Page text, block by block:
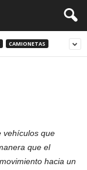
CAMIONETAS
vehículos que
que el
hacia un